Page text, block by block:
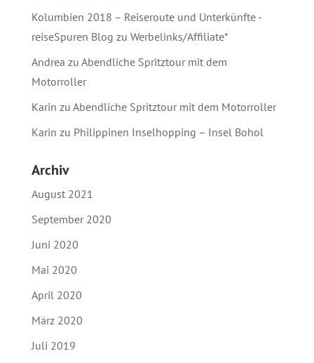
Kolumbien 2018 – Reiseroute und Unterkünfte -
reiseSpuren Blog zu Werbelinks/Affiliate*
Andrea zu Abendliche Spritztour mit dem
Motorroller
Karin zu Abendliche Spritztour mit dem Motorroller
Karin zu Philippinen Inselhopping – Insel Bohol
Archiv
August 2021
September 2020
Juni 2020
Mai 2020
April 2020
März 2020
Juli 2019